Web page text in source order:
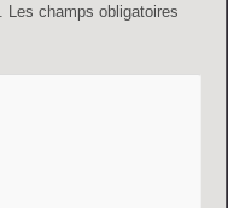
Les champs obligatoires